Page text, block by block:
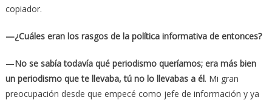
copiador.
—¿Cuáles eran los rasgos de la política informativa de entonces?
—No se sabía todavía qué periodismo queríamos; era más bien
un periodismo que te llevaba, tú no lo llevabas a él. Mi gran
preocupación desde que empecé como jefe de información y ya